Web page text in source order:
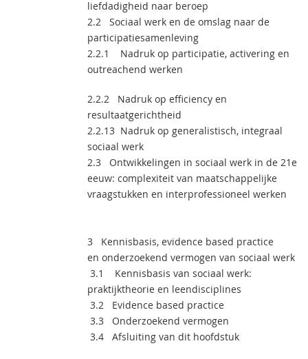
liefdadigheid naar beroep
2.2 Sociaal werk en de omslag naar de
participatiesamenleving
2.2.1 Nadruk op participatie, activering en
outreachend werken
2.2.2 Nadruk op efficiency en
resultaatgerichtheid
2.2.13 Nadruk op generalistisch, integraal
sociaal werk
2.3 Ontwikkelingen in sociaal werk in de 21e
eeuw: complexiteit van maatschappelijke
vraagstukken en interprofessioneel werken
3 Kennisbasis, evidence based practice
en onderzoekend vermogen van sociaal werk
3.1 Kennisbasis van sociaal werk:
praktijktheorie en leendisciplines
3.2 Evidence based practice
3.3 Onderzoekend vermogen
3.4 Afsluiting van dit hoofdstuk